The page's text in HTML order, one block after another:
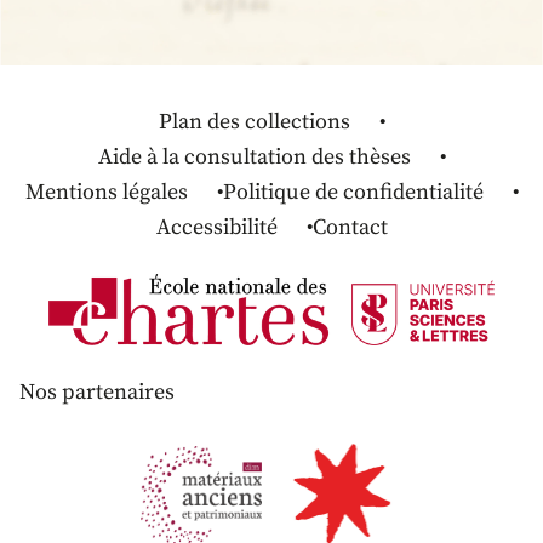
Plan des collections
Aide à la consultation des thèses
Mentions légales
Politique de confidentialité
Accessibilité
Contact
Nos partenaires